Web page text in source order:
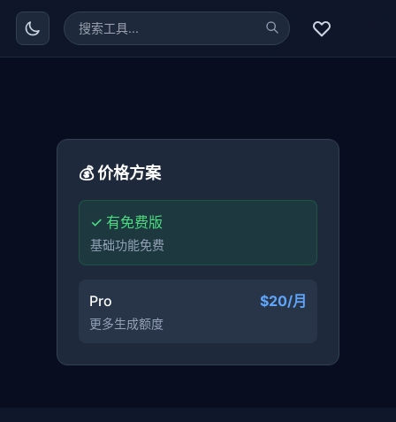
💰 价格方案
✓ 有免费版
基础功能免费
Pro $20/月
更多生成额度